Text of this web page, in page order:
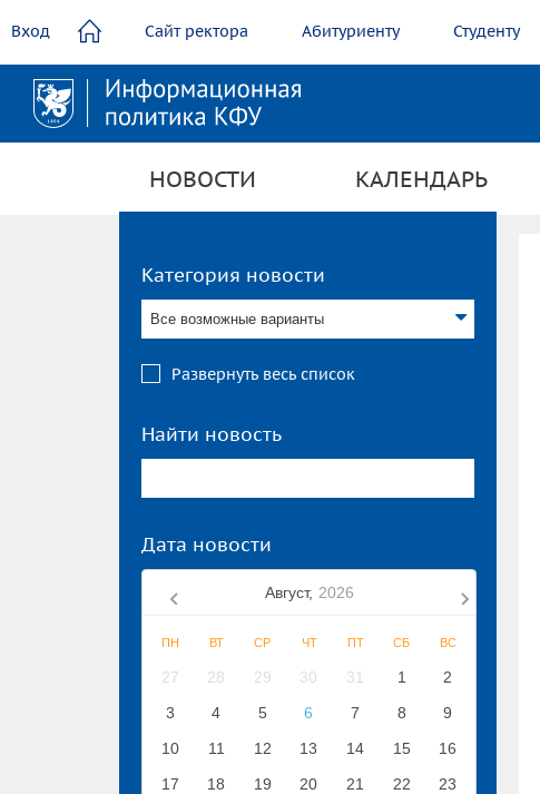
содержанию
Вход Сайт ректора Абитуриенту Студенту
НОВОСТИ КАЛЕНДАРЬ
Категория новости
Все возможные варианты
Развернуть весь список
Найти новость
Дата новости
Август, 2026
ПН ВТ СР ЧТ ПТ СБ ВС
27 28 29 30 31 1
2
3
4 5 6 7 8
9
10
11 12 13 14 15
16
17
18 19 20 21 22
23